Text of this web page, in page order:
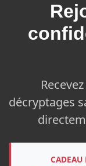
décryptages
CADEAU